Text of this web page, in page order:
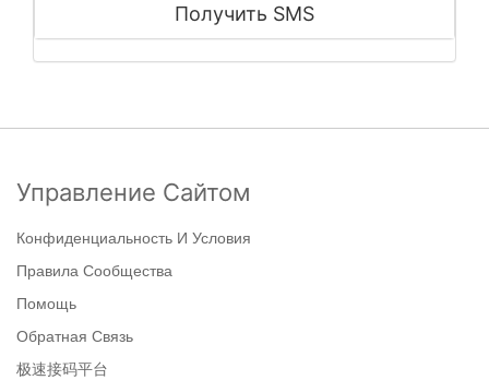
Получить SMS
Управление Сайтом
Конфиденциальность И Условия
Правила Сообщества
Помощь
Обратная Связь
极速接码平台